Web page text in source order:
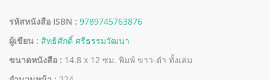
รหัสหนังสือ ISBN : 9789745763876
ผู้เขียน : สิทธิศักดิ์ ศรีธรรมวัฒนา
ขนาดหนังสือ : 14.8 x 12 ซม. พิมพ์ ขาว-ดำ ทั้งเล่ม